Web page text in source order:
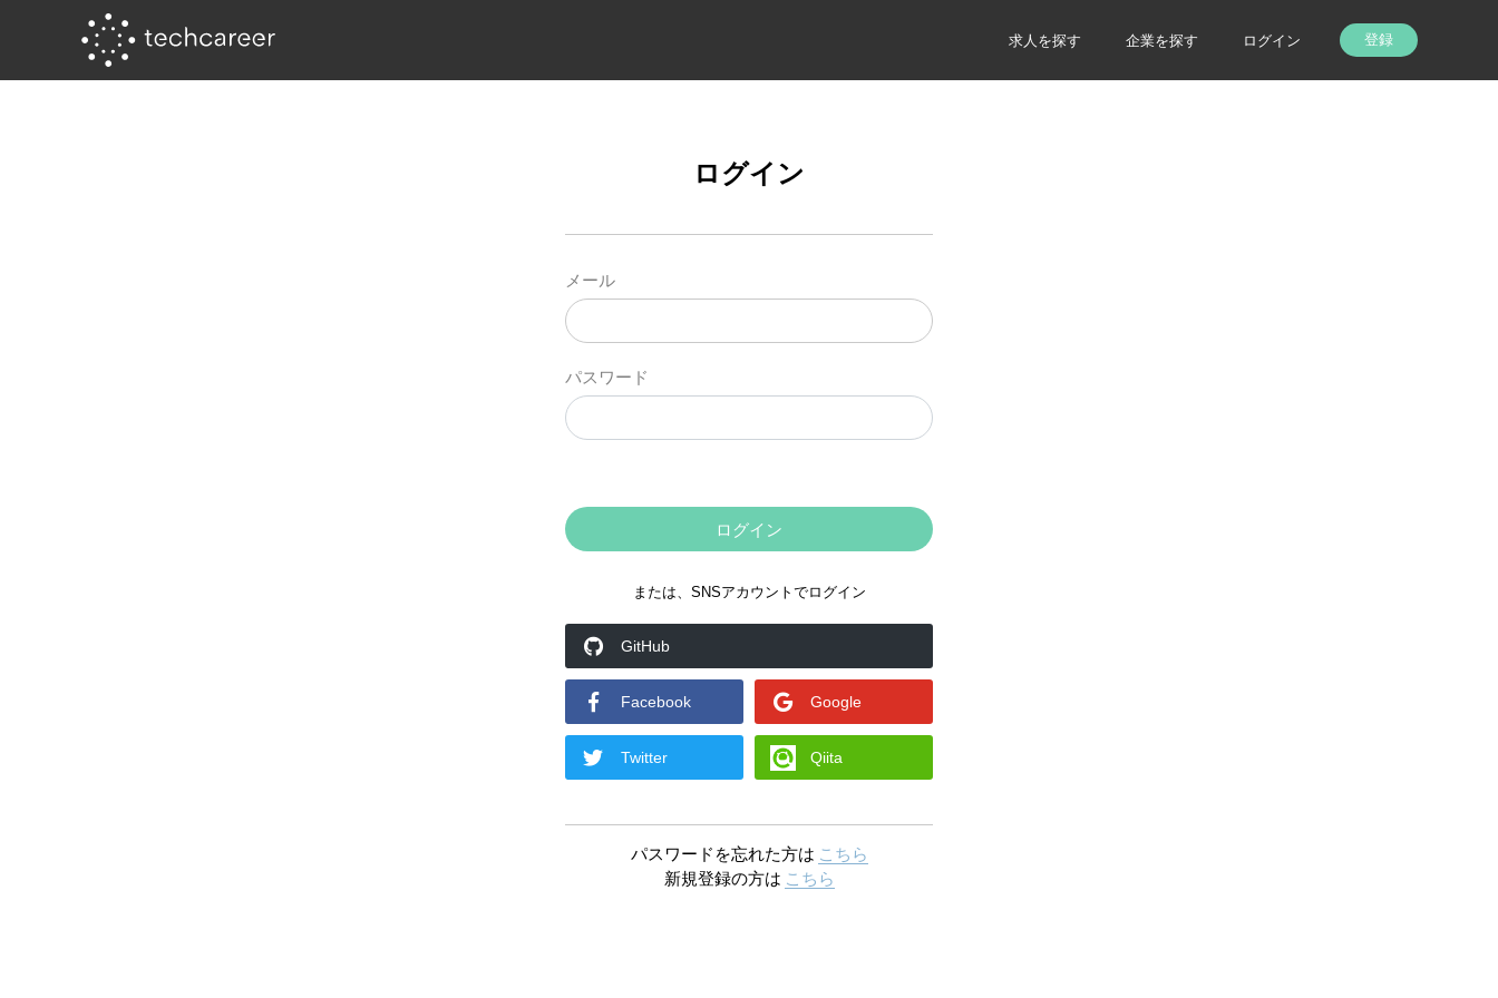
求人を探す 企業を探す ログイン 登録
ログイン
メール
パスワード
または、SNSアカウントでログイン
GitHub
Facebook Google
Twitter Qiita
パスワードを忘れた方は こちら
新規登録の方は こちら